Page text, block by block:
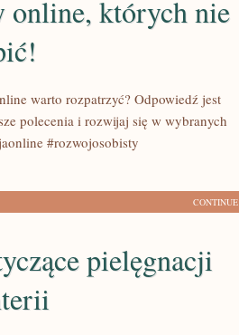
online, których nie
warto rozpatrzyć? Odpowiedź jest
polecenia i rozwijaj się w wybranych
#rozwojosobisty
CONTINUE
pielęgnacji